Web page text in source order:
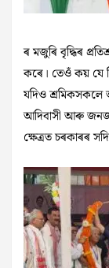
ৰ মজুৰি বৃদ্ধিৰ
কৰে। তেওঁ কয় যে
যদিও শ্ৰমিকসকলে
আদিবাসী আৰু
ক্ষেত্ৰত চৰকাৰৰ